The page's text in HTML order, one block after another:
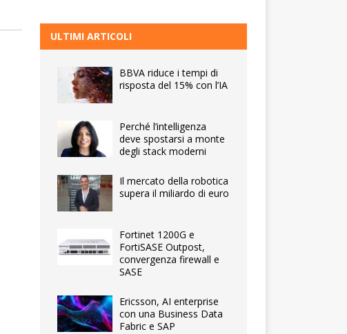
ULTIMI ARTICOLI
BBVA riduce i tempi di
risposta del 15% con l’IA
Perché l’intelligenza
deve spostarsi a monte
degli stack moderni
Il mercato della robotica
supera il miliardo di euro
Fortinet 1200G e
FortiSASE Outpost,
convergenza firewall e
SASE
Ericsson, AI enterprise
con una Business Data
Fabric e SAP